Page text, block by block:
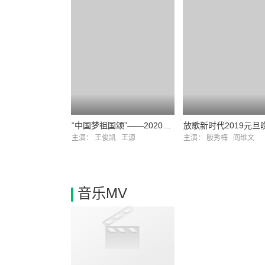
主演： 王俊凯 王源
放歌新时代2019元旦
主演： 殷秀梅 阎维文
音乐MV